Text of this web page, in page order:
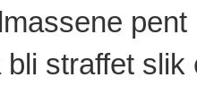
pent
bli straffet